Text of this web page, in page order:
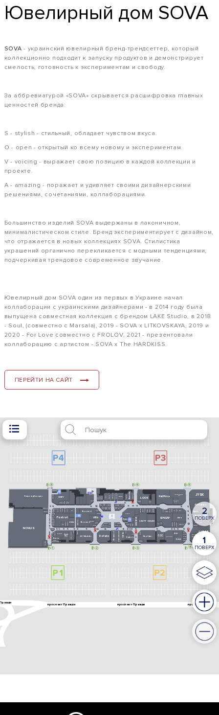
Ювелирный дом SOVA
SOVA - украинский ювелирный бренд-трендсеттер, который
коллекционно подходит к запуску продуктов и демонстрирует
смелость, готовность к экспериментам и свободу.
За аббревиатурой «SOVA» скрывается расшифровка главных
ценностей бренда:
S - stylish - стильный, обладает чувством вкуса.
O - open - открытый ко всему новому и экспериментам.
V - voicing - выражает свою позицию в каждой коллекции и
проекте.
A - amazing - поражает и удивляет своими дизайнерскими
решениями, сочетаниями, коллаборациями.
Большинство изделий SOVA выдержаны в лаконичном,
минималистическом стиле. Бренд экспериментирует с дизайном,
что отражается в новых коллекциях SOVA. Стилистика
украшений органично перекликается с модными тенденциями,
подчеркивая трендовое современное звучание.
Ювелирный дом SOVA один из первых в Украине начал
коллаборации с украинскими дизайнерами - в 2014 году была
выпущена совместная коллекция с брендом LAKE Studio, в 2018
- Soul, (совместно с Marsala), 2019 - SOVA x LITKOVSKAYA, 2019 и
2020 - For Love совместно с FROLOV, 2021 - презентовали
коллаборацию с артистом - SOVA x The HARDKISS.
ПЕРЕЙТИ НА САЙТ